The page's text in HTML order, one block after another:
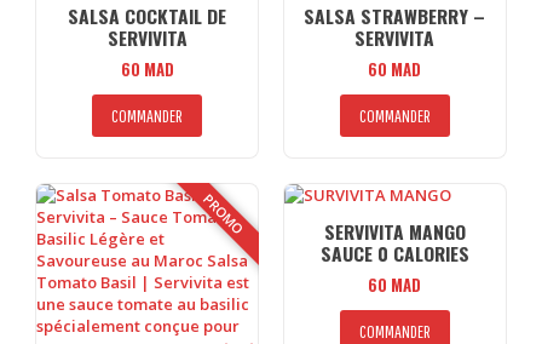
SALSA COCKTAIL DE
SERVIVITA
60 MAD
COMMANDER
SALSA STRAWBERRY –
SERVIVITA
60 MAD
COMMANDER
PROMO SERVIVITA MANGO
SAUCE 0 CALORIES
60 MAD
COMMANDER